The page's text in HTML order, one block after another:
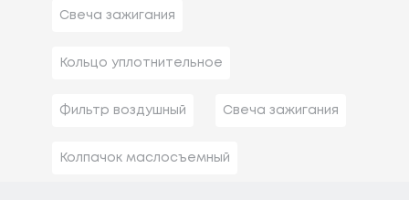
Свеча зажигания
Кольцо уплотнительное
Фильтр воздушный Свеча зажигания
Колпачок маслосъемный